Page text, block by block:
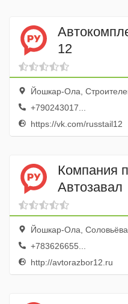
12
Йошкар-Ола,
+790243017...
https://vk.com/russtail12
Компания
Автозавал
Йошкар-Ола,
+783626655...
http://avtorazbor12.ru